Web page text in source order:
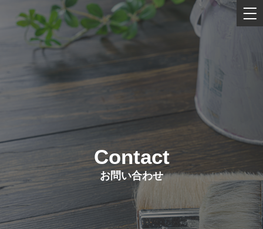
Contact
お問い合わせ